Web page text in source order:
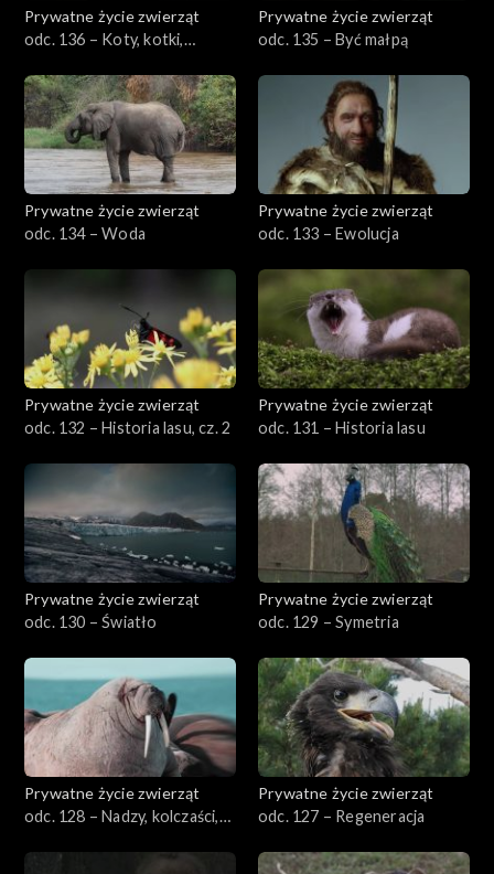
Prywatne życie zwierząt
odc. 136 – Koty, kotki,
Prywatne życie zwierząt
odc. 135 – Być małpą
Prywatne życie zwierząt
odc. 134 – Woda
Prywatne życie zwierząt
odc. 133 – Ewolucja
Prywatne życie zwierząt
odc. 132 – Historia lasu, cz. 2
Prywatne życie zwierząt
odc. 131 – Historia lasu
Prywatne życie zwierząt
odc. 130 – Światło
Prywatne życie zwierząt
odc. 129 – Symetria
Prywatne życie zwierząt
odc. 128 – Nadzy, kolczaści,
Prywatne życie zwierząt
odc. 127 – Regeneracja